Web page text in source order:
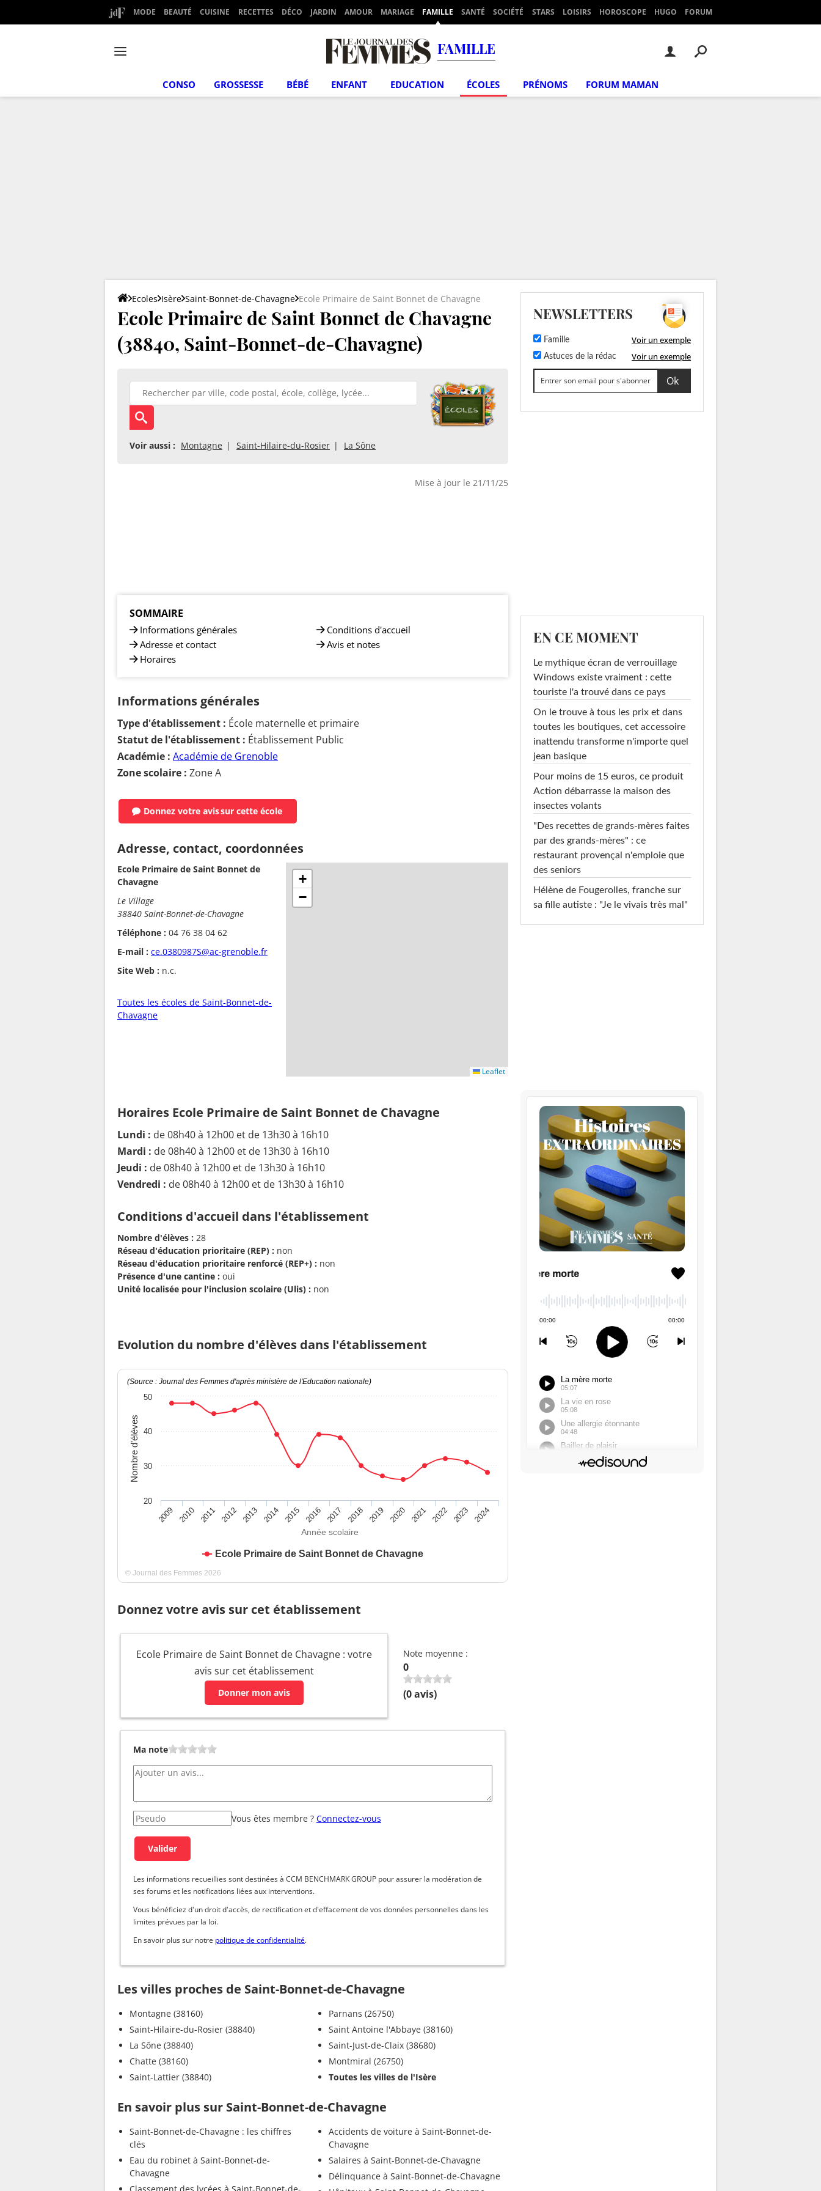
MODE BEAUTÉ CUISINE RECETTES DÉCO JARDIN AMOUR MARIAGE FAMILLE SANTÉ SOCIÉTÉ STARS LOISIRS HOROSCOPE HUGO FORUM
FAMILLE
CONSO GROSSESSE BÉBÉ ENFANT EDUCATION ÉCOLES PRÉNOMS FORUM MAMAN
Ecoles Isère Saint-Bonnet-de-Chavagne Ecole Primaire de Saint Bonnet de Chavagne
Ecole Primaire de Saint Bonnet de Chavagne
(38840, Saint-Bonnet-de-Chavagne)
Voir aussi : Montagne Saint-Hilaire-du-Rosier La Sône
Mise à jour le 21/11/25
SOMMAIRE
Informations générales
Adresse et contact
Horaires
Conditions d'accueil
Avis et notes
Informations générales
Type d'établissement : École maternelle et primaire
Statut de l'établissement : Établissement Public
Académie : Académie de Grenoble
Zone scolaire : Zone A
Donnez votre avissur cette école
Adresse, contact, coordonnées
Ecole Primaire de Saint Bonnet de
Chavagne
Le Village
38840 Saint-Bonnet-de-Chavagne
Téléphone : 04 76 38 04 62
E-mail : ce.0380987S@ac-grenoble.fr
Site Web : n.c.
Toutes les écoles de Saint-Bonnet-de-
Chavagne
+
−
Leaflet
Horaires Ecole Primaire de Saint Bonnet de Chavagne
Lundi : de 08h40 à 12h00 et de 13h30 à 16h10
Mardi : de 08h40 à 12h00 et de 13h30 à 16h10
Jeudi : de 08h40 à 12h00 et de 13h30 à 16h10
Vendredi : de 08h40 à 12h00 et de 13h30 à 16h10
Conditions d'accueil dans l'établissement
Nombre d'élèves : 28
Réseau d'éducation prioritaire (REP) : non
Réseau d'éducation prioritaire renforcé (REP+) : non
Présence d'une cantine : oui
Unité localisée pour l'inclusion scolaire (Ulis) : non
Evolution du nombre d'élèves dans l'établissement
Année scolaire
Nombre d'élèves
(Source : Journal des Femmes d'après ministère de l'Education nationale)
Ecole Primaire de Saint Bonnet de Chavagne
2009 2010 2011 2012 2013 2014 2015 2016 2017 2018 2019 2020 2021 2022 2023 2024
20
30
40
50
© Journal des Femmes 2026
Donnez votre avis sur cet établissement
Ecole Primaire de Saint Bonnet de Chavagne : votre
avis sur cet établissement
Donner mon avis
Note moyenne :
0
(0avis)
Ma note
Vous êtes membre ? Connectez-vous
Les informations recueillies sont destinées à CCM BENCHMARK GROUP pour assurer la modération de
ses forums et les notifications liées aux interventions.
Vous bénéficiez d'un droit d'accès, de rectification et d'effacement de vos données personnelles dans les
limites prévues par la loi.
En savoir plus sur notre politique de confidentialité.
Les villes proches de Saint-Bonnet-de-Chavagne
Montagne (38160)
Saint-Hilaire-du-Rosier (38840)
La Sône (38840)
Chatte (38160)
Saint-Lattier (38840)
Parnans (26750)
Saint Antoine l'Abbaye (38160)
Saint-Just-de-Claix (38680)
Montmiral (26750)
Toutes les villes de l'Isère
En savoir plus sur Saint-Bonnet-de-Chavagne
Saint-Bonnet-de-Chavagne : les chiffres
clés
Eau du robinet à Saint-Bonnet-de-
Chavagne
Accidents de voiture à Saint-Bonnet-de-
Chavagne
Salaires à Saint-Bonnet-de-Chavagne
Délinquance à Saint-Bonnet-de-Chavagne
NEWSLETTERS
Famille Voir un exemple
Astuces de la rédac Voir un exemple
EN CE MOMENT
Le mythique écran de verrouillage
Windows existe vraiment : cette
touriste l'a trouvé dans ce pays
On le trouve à tous les prix et dans
toutes les boutiques, cet accessoire
inattendu transforme n'importe quel
jean basique
Pour moins de 15 euros, ce produit
Action débarrasse la maison des
insectes volants
"Des recettes de grands-mères faites
par des grands-mères" : ce
restaurant provençal n'emploie que
des seniors
Hélène de Fougerolles, franche sur
sa fille autiste : "Je le vivais très mal"